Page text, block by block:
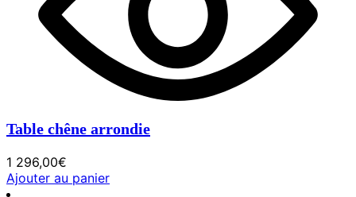
Table chêne arrondie
1 296,00€
Ajouter au panier